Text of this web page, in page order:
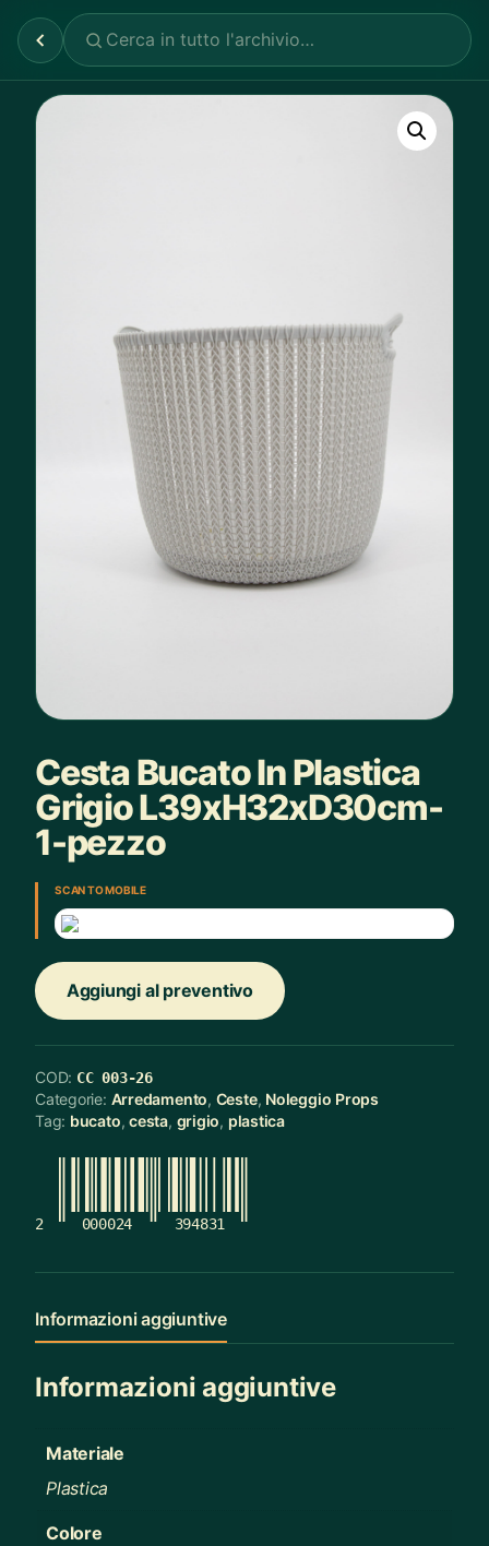
Cesta Bucato In Plastica
Grigio L39xH32xD30cm-
1-pezzo
SCAN TO MOBILE
Aggiungi al preventivo
COD: CC 003-26
Categorie: Arredamento, Ceste, Noleggio Props
Tag: bucato,cesta, grigio, plastica
2 000024 394831
Informazioni aggiuntive
Informazioni aggiuntive
Materiale
Plastica
Colore